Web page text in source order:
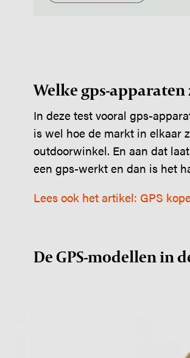
Welke gps-
In deze test vooral gps-
is wel hoe de markt in elkaar
outdoorwinkel. En aan dat
een gps-werkt en dan is het
Lees ook het artikel: GPS
De GPS-modellen in